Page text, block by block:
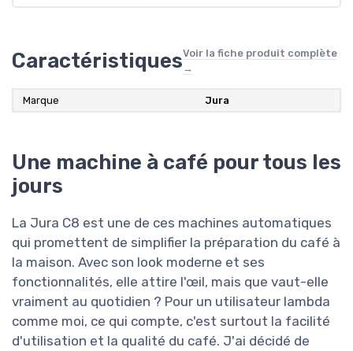
CaractéristiquesVoir la fiche produit complète
→
Marque ‎Jura
Une machine à café pour tous les
jours
La Jura C8 est une de ces machines automatiques
qui promettent de simplifier la préparation du café à
la maison. Avec son look moderne et ses
fonctionnalités, elle attire l'œil, mais que vaut-elle
vraiment au quotidien ? Pour un utilisateur lambda
comme moi, ce qui compte, c'est surtout la facilité
d'utilisation et la qualité du café. J'ai décidé de